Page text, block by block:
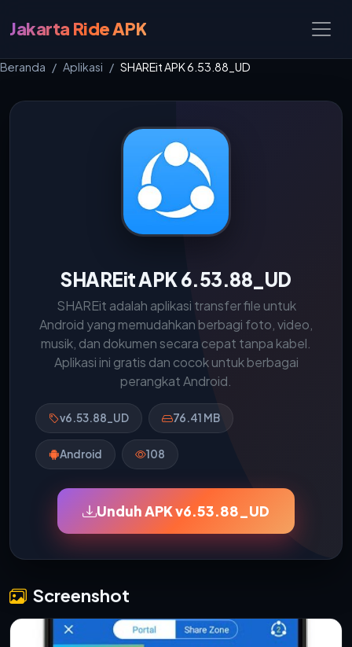
Jakarta Ride APK
Beranda Aplikasi SHAREit APK 6.53.88_UD
SHAREit APK 6.53.88_UD
SHAREit adalah aplikasi transfer file untuk
Android yang memudahkan berbagi foto, video,
musik, dan dokumen secara cepat tanpa kabel.
Aplikasi ini gratis dan cocok untuk berbagai
perangkat Android.
v6.53.88_UD 76.41 MB
Android 108
Unduh APK v6.53.88_UD
Screenshot